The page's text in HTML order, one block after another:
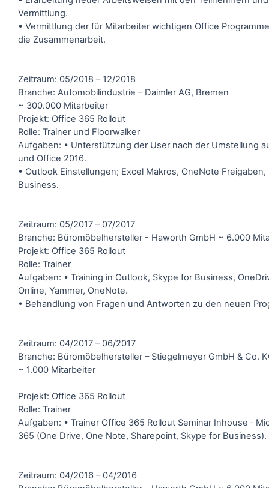
Vermittlung.
• Vermittlung der für Mitarbeiter wichtigen Office
die Zusammenarbeit.
Zeitraum: 05/2018 – 12/2018
Branche: Automobilindustrie – Daimler AG, Bremen
~ 300.000 Mitarbeiter
Projekt: Office 365 Rollout
Rolle: Trainer und Floorwalker
Aufgaben: • Unterstützung der User nach der Umstellung
und Office 2016.
• Outlook Einstellungen; Excel Makros, OneNote Freigaben,
Business.
Zeitraum: 05/2017 – 07/2017
Branche: Büromöbelhersteller - Haworth GmbH ~ 6.000
Projekt: Office 365 Rollout
Rolle: Trainer
Aufgaben: • Training in Outlook, Skype for Business,
Online, Yammer, OneNote.
• Behandlung von Fragen und Antworten zu den neuen
Zeitraum: 04/2017 – 06/2017
Branche: Büromöbelhersteller – Stiegelmeyer GmbH & Co.
~ 1.000 Mitarbeiter
Projekt: Office 365 Rollout
Rolle: Trainer
Aufgaben: • Trainer Office 365 Rollout Seminar Inhouse ‐
365 (One Drive, One Note, Sharepoint, Skype for Business).
Zeitraum: 04/2016 – 04/2016